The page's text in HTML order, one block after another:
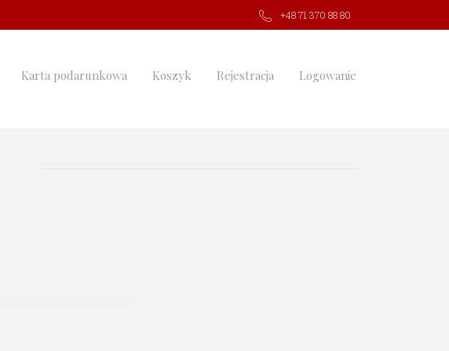
+48 71 370 88 80
Karta podarunkowa Koszyk Rejestracja Logowanie